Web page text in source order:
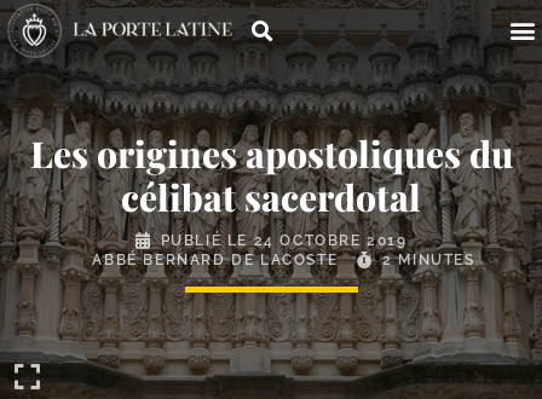
Les origines apostoliques du
célibat sacerdotal
PUBLIÉ LE24 OCTOBRE 2019
ABBÉ BERNARD DE LACOSTE
2 MINUTES